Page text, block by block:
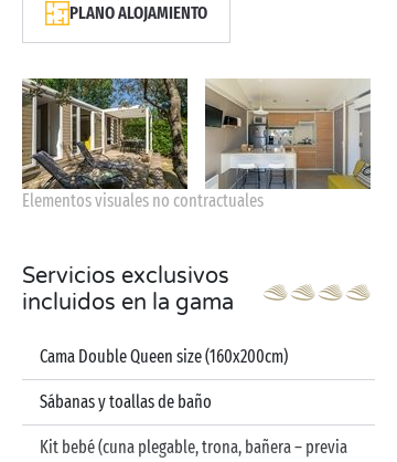
PLANO ALOJAMIENTO
Elementos visuales no contractuales
Servicios exclusivos
incluidos en la gama
Cama Double Queen size (160x200cm)
Sábanas y toallas de baño
Kit bebé (cuna plegable, trona, bañera – previa